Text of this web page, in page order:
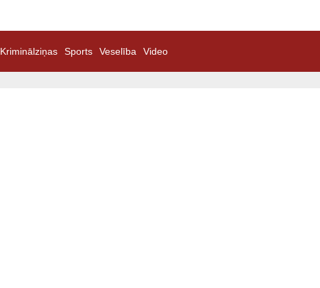
Kriminālziņas Sports Veselība Video